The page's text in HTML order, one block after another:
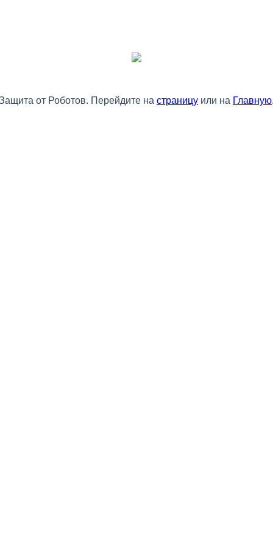
от Роботов. Перейдите на страницу или на Главную